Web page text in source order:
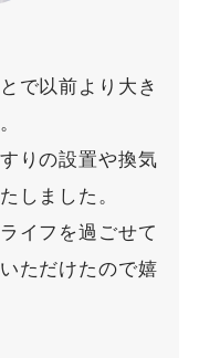
で以前より大き
りの設置や換気
しました。
イフを過ごせて
ただけたので嬉